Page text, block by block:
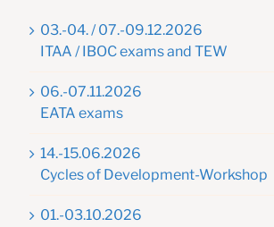
03.-04. / 07.-09.12.2026
ITAA / IBOC exams and TEW
06.-07.11.2026
EATA exams
14.-15.06.2026
Cycles of Development-Workshop
01.-03.10.2026